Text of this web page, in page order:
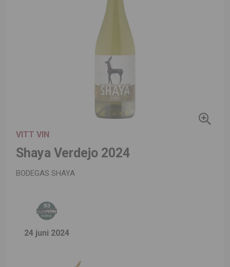
24 juni 2024
VITT VIN
Shaya Verdejo 2024
BODEGAS SHAYA